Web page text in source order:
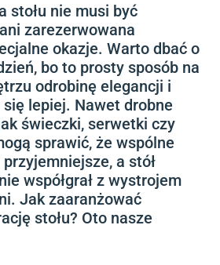
stołu nie musi być
zarezerwowana
okazje. Warto dbać o
bo to prosty sposób na
odrobinę elegancji i
lepiej. Nawet drobne
świeczki, serwetki czy
sprawić, że wspólne
a stół
współgrał z wystrojem
Jak zaaranżować
stołu? Oto nasze